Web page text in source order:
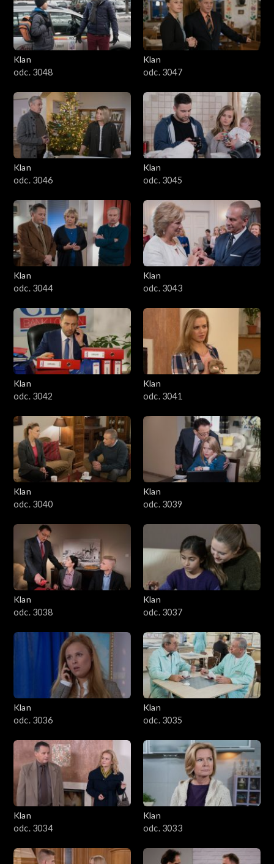
Klan
odc. 3048
Klan
odc. 3047
Klan
odc. 3046
Klan
odc. 3045
Klan
odc. 3044
Klan
odc. 3043
Klan
odc. 3042
Klan
odc. 3041
Klan
odc. 3040
Klan
odc. 3039
Klan
odc. 3038
Klan
odc. 3037
Klan
odc. 3036
Klan
odc. 3035
Klan
odc. 3034
Klan
odc. 3033